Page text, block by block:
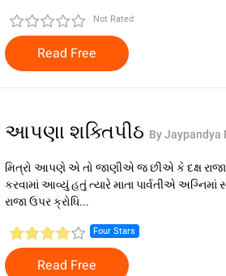
Not Rated
Read Free
આપણા શક્તિપીઠ By Jaypandya
મિત્રો આપણે એ તો જાણીએ જ છીએ કે દક્ષ રાજા
કરવામાં આવ્યું હતું ત્યારે માતા પાર્વતીએ અગ્નિમાં
રાજા ઉપર ક્રોધિ...
Four Stars
Read Free